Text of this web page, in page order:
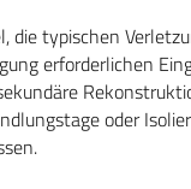
typischen
erforderlichen
oder